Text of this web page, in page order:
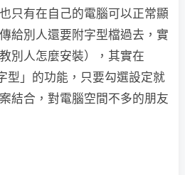
只有在自己的電腦可以正常顯
給別人還要附字型檔過去，實
別人怎麼安裝），其實在
型」的功能，只要勾選設定就
結合，對電腦空間不多的朋友